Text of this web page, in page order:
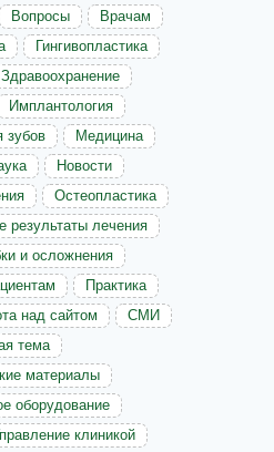
Вопросы
Врачам
Гингивопластика
Здравоохранение
Имплантология
зубов
Медицина
Новости
Остеопластика
результаты лечения
и осложнения
Практика
над сайтом
СМИ
тема
материалы
оборудование
клиникой